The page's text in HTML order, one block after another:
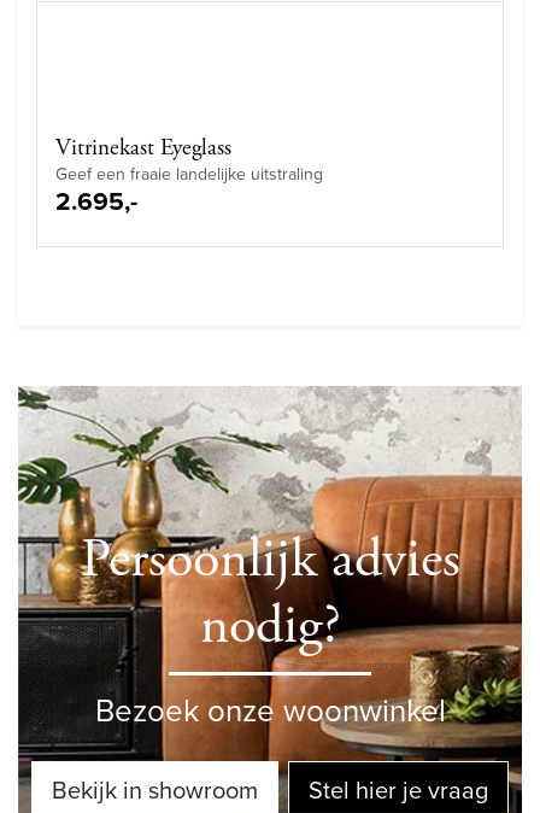
Vitrinekast Eyeglass
Geef een fraaie landelijke uitstraling
2.695,-
Persoonlijk advies
nodig?
Bezoek onze woonwinkel
Bekijk in showroom Stel hier je vraag